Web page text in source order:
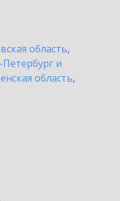
область,
и
область,